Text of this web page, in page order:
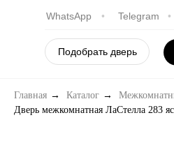
WhatsApp •
Telegram
•
Подобрать дверь
Главная → Каталог →
Дверь межкомнатная ЛаСтелла 283